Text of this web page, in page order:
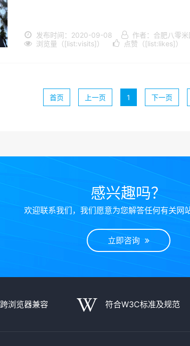
发布时间：2020-09-08 作者：合肥八零
浏览量（[list:visits]）
点赞（[list:likes]）
首页 上一页 1 下一页
感兴趣吗？
欢迎联系我们，我们愿意为您解答任何有关网
立即咨询
跨浏览器兼容 符合W3C标准及规范